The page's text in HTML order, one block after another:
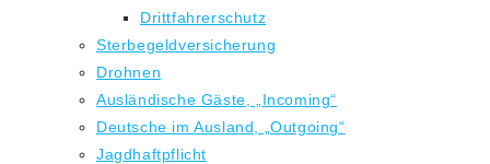
Drittfahrerschutz
Sterbegeldversicherung
Drohnen
Ausländische Gäste, „Incoming“
Deutsche im Ausland, „Outgoing“
Jagdhaftpflicht